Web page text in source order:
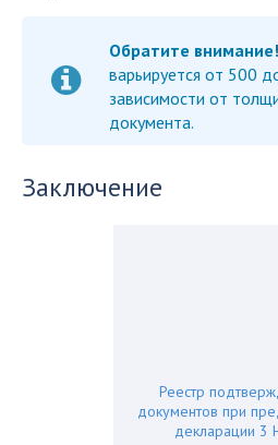
Обратите внимание!
варьируется от 500
зависимости от
документа.
Заключение
Реестр
документов при
декларации